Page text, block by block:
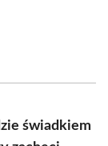
świadkiem